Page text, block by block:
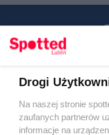
Regulamin
Polityka
RODO
Warunki
Drogi
Na naszej stronie
zaufanych partnerów
informacje na